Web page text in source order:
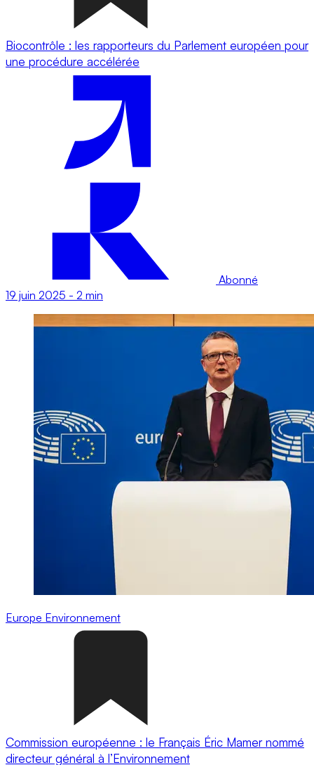
Biocontrôle : les rapporteurs du Parlement européen pour
une procédure accélérée
Abonné
19 juin 2025 - 2 min
Europe Environnement
Commission européenne : le Français Éric Mamer nommé
directeur général à l’Environnement